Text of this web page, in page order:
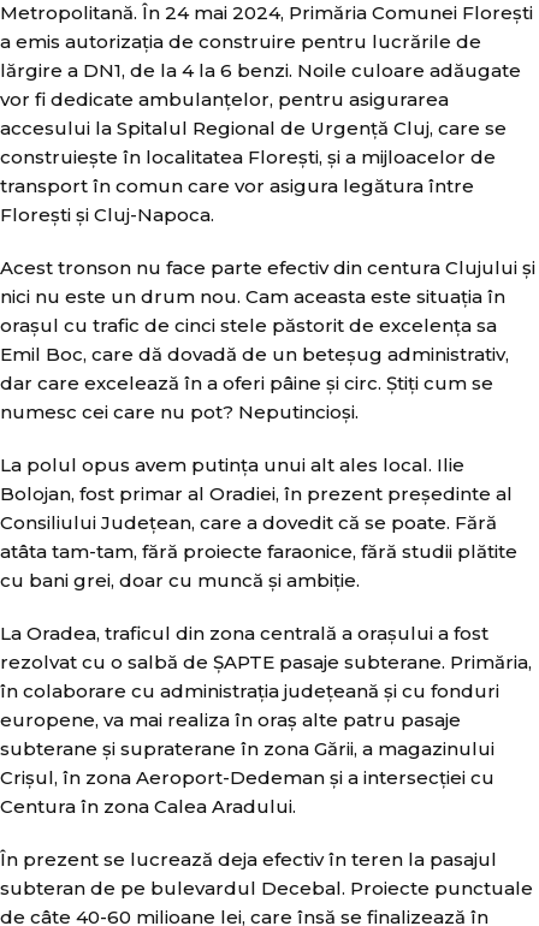
Metropolitană. În 24 mai 2024, Primăria Comunei Florești
a emis autorizația de construire pentru lucrările de
lărgire a DN1, de la 4 la 6 benzi. Noile culoare adăugate
vor fi dedicate ambulanțelor, pentru asigurarea
accesului la Spitalul Regional de Urgență Cluj, care se
construiește în localitatea Florești, și a mijloacelor de
transport în comun care vor asigura legătura între
Florești și Cluj-Napoca.
Acest tronson nu face parte efectiv din centura Clujului și
nici nu este un drum nou. Cam aceasta este situația în
orașul cu trafic de cinci stele păstorit de excelența sa
Emil Boc, care dă dovadă de un beteșug administrativ,
dar care excelează în a oferi pâine și circ. Știți cum se
numesc cei care nu pot? Neputincioși.
La polul opus avem putința unui alt ales local. Ilie
Bolojan, fost primar al Oradiei, în prezent președinte al
Consiliului Județean, care a dovedit că se poate. Fără
atâta tam-tam, fără proiecte faraonice, fără studii plătite
cu bani grei, doar cu muncă și ambiție.
La Oradea, traficul din zona centrală a orașului a fost
rezolvat cu o salbă de ȘAPTE pasaje subterane. Primăria,
în colaborare cu administrația județeană și cu fonduri
europene, va mai realiza în oraș alte patru pasaje
subterane și supraterane în zona Gării, a magazinului
Crișul, în zona Aeroport-Dedeman și a intersecției cu
Centura în zona Calea Aradului.
În prezent se lucrează deja efectiv în teren la pasajul
subteran de pe bulevardul Decebal. Proiecte punctuale
de câte 40-60 milioane lei, care însă se finalizează în